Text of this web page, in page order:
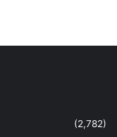
(2,782)